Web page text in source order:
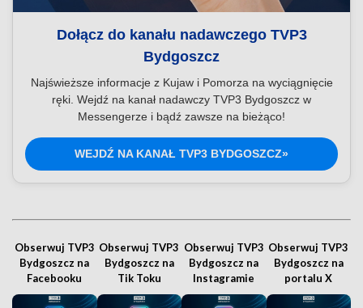
Dołącz do kanału nadawczego TVP3
Bydgoszcz
Najświeższe informacje z Kujaw i Pomorza na wyciągnięcie
ręki. Wejdź na kanał nadawczy TVP3 Bydgoszcz w
Messengerze i bądź zawsze na bieżąco!
WEJDŹ NA KANAŁ TVP3 BYDGOSZCZ»
Obserwuj TVP3
Bydgoszcz na
Facebooku
Obserwuj TVP3
Bydgoszcz na
Tik Toku
Obserwuj TVP3
Bydgoszcz na
Instagramie
Obserwuj TVP3
Bydgoszcz na
portalu X